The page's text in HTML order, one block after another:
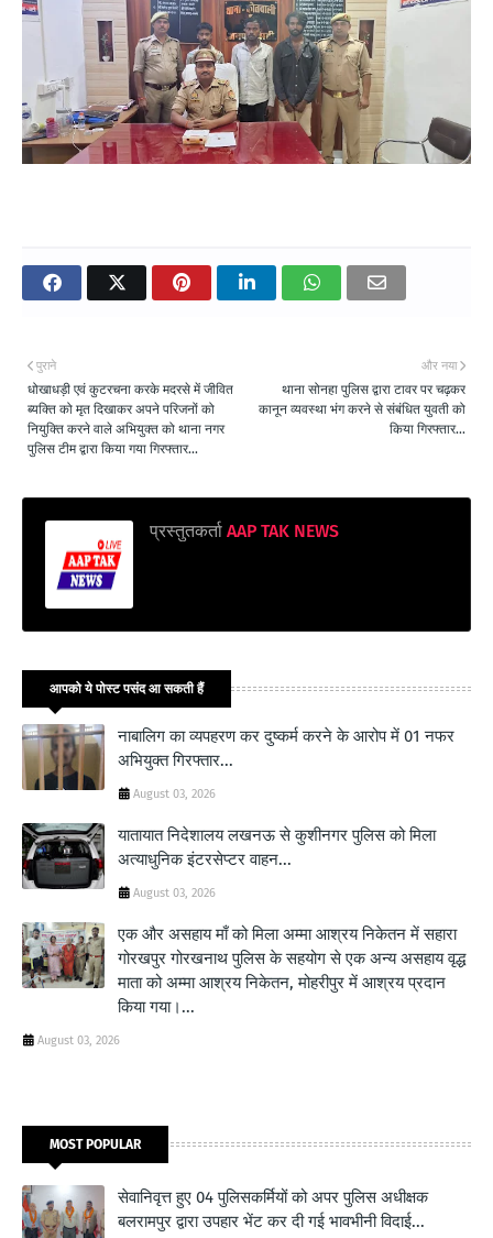
और नया
थाना सोनहा पुलिस द्वारा टावर पर चढ़कर
कानून व्यवस्था भंग करने से संबंधित युवती को
किया गिरफ्तार...
पुराने
धोखाधड़ी एवं कुटरचना करके मदरसे में जीवित
ब्यक्ति को मृत दिखाकर अपने परिजनों को
नियुक्ति करने वाले अभियुक्त को थाना नगर
पुलिस टीम द्वारा किया गया गिरफ्तार...
प्रस्तुतकर्ता AAP TAK NEWS
आपको ये पोस्ट पसंद आ सकती हैं
नाबालिग का व्यपहरण कर दुष्कर्म करने के आरोप में 01 नफर
अभियुक्त गिरफ्तार...
August 03, 2026
यातायात निदेशालय लखनऊ से कुशीनगर पुलिस को मिला
अत्याधुनिक इंटरसेप्टर वाहन...
August 03, 2026
एक और असहाय माँ को मिला अम्मा आश्रय निकेतन में सहारा
गोरखपुर गोरखनाथ पुलिस के सहयोग से एक अन्य असहाय वृद्ध
माता को अम्मा आश्रय निकेतन, मोहरीपुर में आश्रय प्रदान
किया गया।...
August 03, 2026
MOST POPULAR
सेवानिवृत्त हुए 04 पुलिसकर्मियों को अपर पुलिस अधीक्षक
बलरामपुर द्वारा उपहार भेंट कर दी गई भावभीनी विदाई...